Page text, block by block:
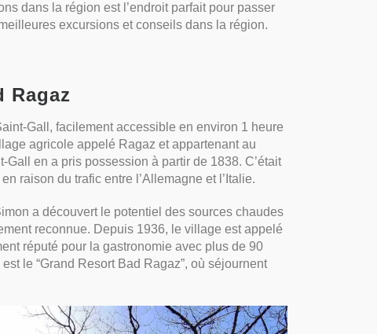
dans la région est l’endroit parfait pour passer
excursions et conseils dans la région.
Ragaz
Gall, facilement accessible en environ 1 heure
agricole appelé Ragaz et appartenant au
en a pris possession à partir de 1838. C’était
raison du trafic entre l’Allemagne et l’Italie.
a découvert le potentiel des sources chaudes
reconnue. Depuis 1936, le village est appelé
réputé pour la gastronomie avec plus de 90
le “Grand Resort Bad Ragaz”, où séjournent